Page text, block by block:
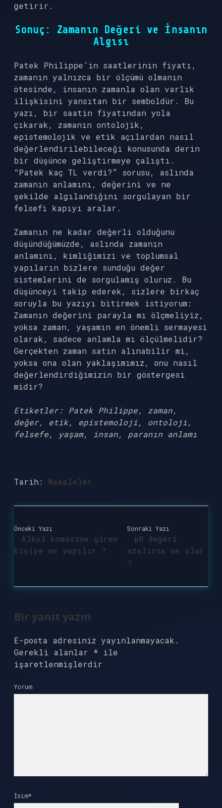
getirir.
Sonuç: Zamanın Değeri ve İnsanın
Algısı
Patek Philippe’in saatlerinin fiyatı,
zamanın yalnızca bir ölçümü olmanın
ötesinde, insanın zamanla olan varlık
ilişkisini yansıtan bir semboldür. Bu
yazı, bir saatin fiyatından yola
çıkarak, zamanın ontolojik,
epistemolojik ve etik açılardan nasıl
değerlendirilebileceği konusunda derin
bir düşünce geliştirmeye çalıştı.
“Patek kaç TL verdi?” sorusu, aslında
zamanın anlamını, değerini ve ne
şekilde algılandığını sorgulayan bir
felsefi kapıyı aralar.
Zamanın ne kadar değerli olduğunu
düşündüğümüzde, aslında zamanın
anlamını, kimliğimizi ve toplumsal
yapıların bizlere sunduğu değer
sistemlerini de sorgulamış oluruz. Bu
düşünceyi takip ederek, sizlere birkaç
soruyla bu yazıyı bitirmek istiyorum:
Zamanın değerini parayla mı ölçmeliyiz,
yoksa zaman, yaşamın en önemli sermayesi
olarak, sadece anlamla mı ölçülmelidir?
Gerçekten zaman satın alınabilir mi,
yoksa ona olan yaklaşımımız, onu nasıl
değerlendirdiğimizin bir göstergesi
midir?
Etiketler: Patek Philippe, zaman,
değer, etik, epistemoloji, ontoloji,
felsefe, yaşam, insan, paranın anlamı
Tarih: Makaleler
Önceki Yazı
Alkol komasına giren
kişiye ne yapılır ?
Sonraki Yazı
pH değeri
azalırsa ne olur
?
Bir yanıt yazın
E-posta adresiniz yayınlanmayacak.
Gerekli alanlar * ile
işaretlenmişlerdir
Yorum
İsim*